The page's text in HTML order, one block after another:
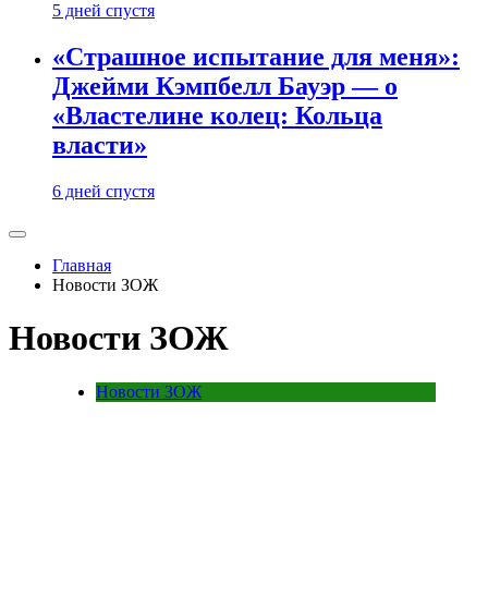
5 дней спустя
«Страшное испытание для меня»:
Джейми Кэмпбелл Бауэр — о
«Властелине колец: Кольца
власти»
6 дней спустя
Главная
Новости ЗОЖ
Новости ЗОЖ
Новости ЗОЖ